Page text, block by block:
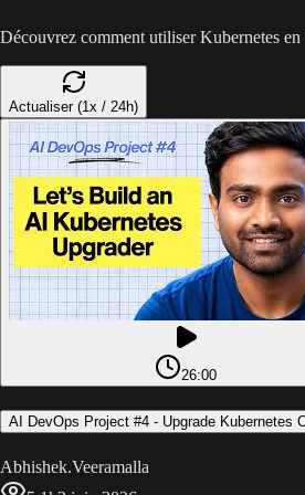
Découvrez comment utiliser Kubernetes
Actualiser (1x / 24h)
26:00
AI DevOps Project #4 - Upgrade Kubernetes
Abhishek.Veeramalla